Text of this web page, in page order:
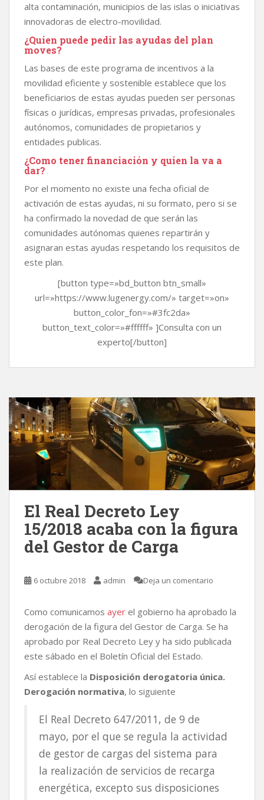
alta contaminación, municipios de las islas o iniciativas
innovadoras de electro-movilidad.
¿Quien puede pedir las ayudas del plan
moves?
Las bases de este programa de incentivos a la
movilidad eficiente y sostenible establece que los
beneficiarios de estas ayudas pueden ser personas
físicas o jurídicas, empresas privadas, profesionales
autónomos, comunidades de propietarios y
entidades publicas.
¿Como tener financiación y quien la va a
dar?
Por el momento no existe una fecha oficial de
activación de estas ayudas, ni su formato, pero si se
ha confirmado la novedad de que serán las
comunidades autónomas quienes repartirán y
asignaran estas ayudas respetando los requisitos de
este plan.
[button type=»bd_button btn_small»
url=»https://www.lugenergy.com/» target=»on»
button_color_fon=»#3fc2da»
button_text_color=»#ffffff» ]Consulta con un
experto[/button]
El Real Decreto Ley
15/2018 acaba con la figura
del Gestor de Carga
6 octubre 2018 admin Deja un comentario
Como comunicamos ayer el gobierno ha aprobado la
derogación de la figura del Gestor de Carga. Se ha
aprobado por Real Decreto Ley y ha sido publicada
este sábado en el Boletín Oficial del Estado.
Así establece la Disposición derogatoria única.
Derogación normativa, lo siguiente
El Real Decreto 647/2011, de 9 de
mayo, por el que se regula la actividad
de gestor de cargas del sistema para
la realización de servicios de recarga
energética, excepto sus disposiciones